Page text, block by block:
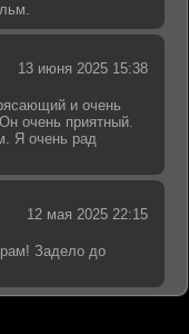
13 июня 2025 15:38
и очень
очень приятный.
Я очень рад
12 мая 2025 22:15
Задело до